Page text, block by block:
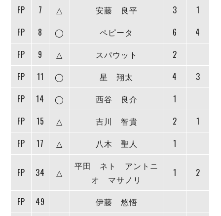
FP
7 △ 安藤 良平 3
1
FP
8 ◯ ペピータ 6
4
FP
9 △ スパウット
2
FP
11 ◯ 星 翔太 4
3
FP
14 ◯ 西谷 良介
1
FP
15 △ 吉川 智貴 2
1
FP
17 △ 八木 聖人 1
FP 34 △
平田 ネト アントニ
オ マサノリ
1 2
FP 49
伊藤 悠悟